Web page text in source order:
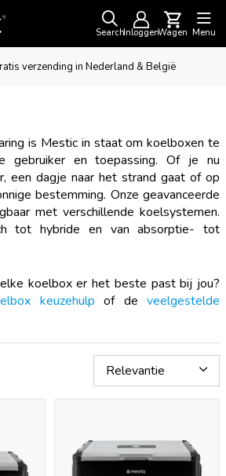
SearchInloggenWagen Menu
avonturiers & kampeerliefhebbers
is Mestic in staat om koelboxen te
gebruiker en toepassing. Of je nu
een dagje naar het strand gaat of op
bestemming. Onze geavanceerde
met verschillende koelsystemen.
tot hybride en van absorptie- tot
koelbox er het beste past bij jou?
keuzehulp of deveelgestelde